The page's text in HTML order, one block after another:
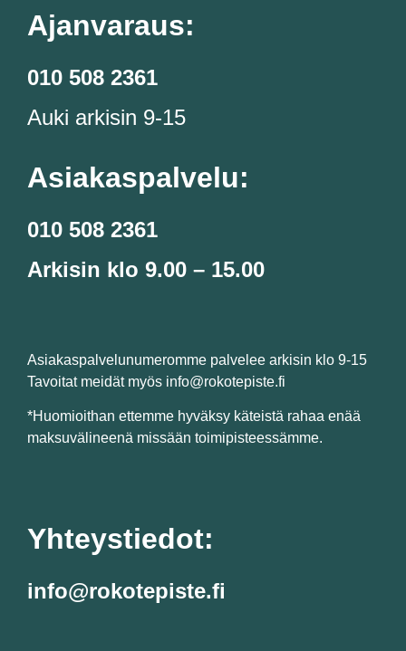
Ajanvaraus:
010 508 2361
Auki arkisin 9-15
Asiakaspalvelu:
010 508 2361
Arkisin klo 9.00 – 15.00
Asiakaspalvelunumeromme palvelee arkisin klo 9-15
Tavoitat meidät myös info@rokotepiste.fi
*Huomioithan ettemme hyväksy käteistä rahaa enää
maksuvälineenä missään toimipisteessämme.
Yhteystiedot:
info@rokotepiste.fi